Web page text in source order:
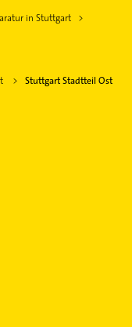
in Stuttgart
Stuttgart Stadtteil Ost